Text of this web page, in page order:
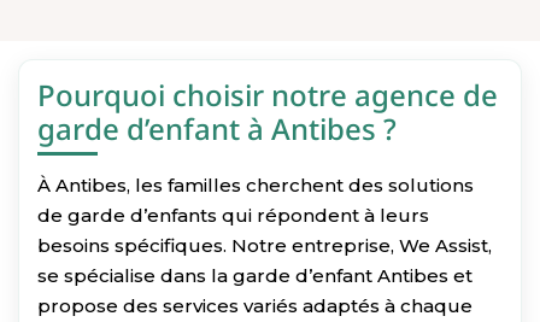
Pourquoi choisir notre agence de
garde d’enfant à Antibes ?
À Antibes, les familles cherchent des solutions
de garde d’enfants qui répondent à leurs
besoins spécifiques. Notre entreprise, We Assist,
se spécialise dans la garde d’enfant Antibes et
propose des services variés adaptés à chaque